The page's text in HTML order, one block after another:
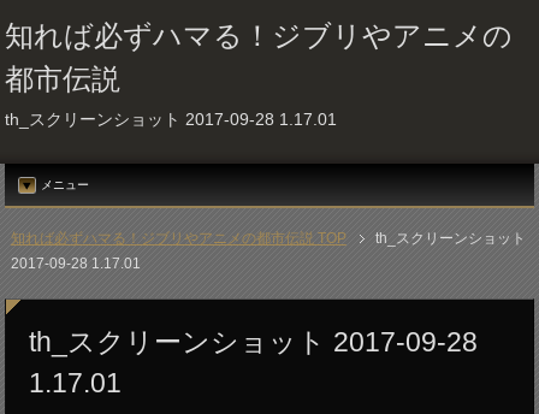
知れば必ずハマる！ジブリやアニメの
都市伝説
th_スクリーンショット 2017-09-28 1.17.01
メニュー
知れば必ずハマる！ジブリやアニメの都市伝説 TOP
th_スクリーンショット
2017-09-28 1.17.01
th_スクリーンショット 2017-09-28
1.17.01